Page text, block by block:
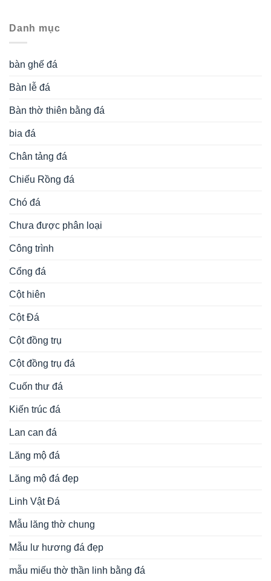
Danh mục
bàn ghế đá
Bàn lễ đá
Bàn thờ thiên bằng đá
bia đá
Chân tảng đá
Chiếu Rồng đá
Chó đá
Chưa được phân loại
Công trình
Cổng đá
Cột hiên
Cột Đá
Cột đồng trụ
Cột đồng trụ đá
Cuốn thư đá
Kiến trúc đá
Lan can đá
Lăng mộ đá
Lăng mộ đá đẹp
Linh Vật Đá
Mẫu lăng thờ chung
Mẫu lư hương đá đẹp
mẫu miếu thờ thần linh bằng đá